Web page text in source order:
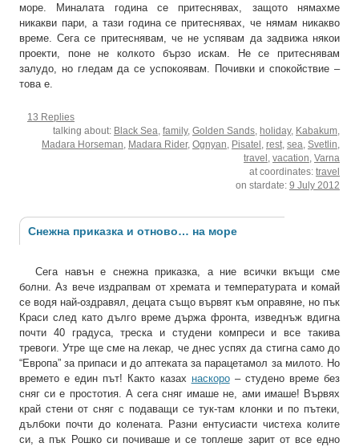
море. Миналата година се притеснявах, защото нямахме
никакви пари, а тази година се притеснявах, че нямам никакво
време. Сега се притеснявам, че не успявам да задвижа някои
проекти, поне не колкото бързо искам. Не се притеснявам
залудо, но гледам да се успокоявам. Почивки и спокойствие –
това е.
13 Replies
talking about: Black Sea family, Golden Sands holiday, Kabakum
Madara Horseman
Madara Rider, Ognyan Pisatel rest sea Svetlin
travel
vacation Varna
at coordinates: travel
on stardate: 9 July 2012
Снежна приказка и отново… на море
Сега навън е снежна приказка, а ние всички вкъщи сме
болни. Аз вече издрапвам от хремата и температурата и комай
се водя най-оздравял, децата също вървят към оправяне, но пък
Краси след като дълго време държа фронта, изведнъж вдигна
почти 40 градуса, треска и студени компреси и все такива
тревоги. Утре ще сме на лекар, че днес успях да стигна само до
“Европа” за припаси и до аптеката за парацетамол за милото. Но
времето е един път! Както казах наскоро– студено време без
сняг си е простотия. А сега сняг имаше не, ами имаше! Вървях
край стени от сняг с подаващи се тук-там клонки и по пътеки,
дълбоки почти до колената. Разни ентусиасти чистеха колите
си, а пък Рошко си почиваше и се топлеше зарит от все едно